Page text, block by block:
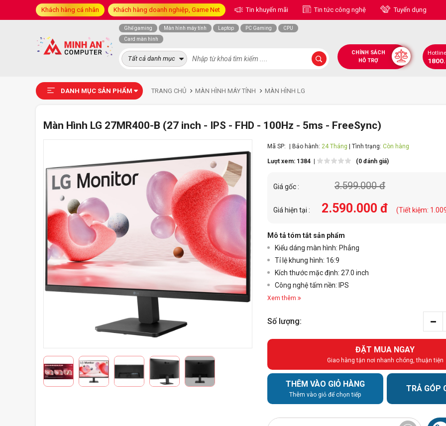
Khách hàng cá nhân Khách hàng doanh nghiệp, Game Net Tin khuyến mãi Tin tức công nghệ Tuyển dụng
Ghế gaming Màn hình máy tính Laptop PC Gaming
CPU
Card màn hình
Tất cả danh mục
CHÍNH SÁCH
HỖ TRỢ
Hotline
DANH MỤC SẢN PHẨM TRANG CHỦ MÀN HÌNH MÁY TÍNH MÀN HÌNH LG
Màn Hình LG 27MR400-B (27 inch - IPS - FHD - 100Hz - 5ms - FreeSync)
Mã SP: | Bảo hành: 24 Tháng | Tình trạng: Còn hàng
Lượt xem: 1384 | (0 đánh giá)
Giá gốc : 3.599.000 đ
Giá hiện tại : 2.590.000 đ (Tiết kiệm:
Mô tả tóm tắt sản phẩm
Kiểu dáng màn hình: Phẳng
Tỉ lệ khung hình: 16:9
Kích thước mặc định: 27.0 inch
Công nghệ tấm nền: IPS
Xem thêm
Số lượng:
ĐẶT MUA NGAY
Giao hàng tận nơi nhanh chóng, thuận tiện
THÊM VÀO GIỎ HÀNG
Thêm vào giỏ để chọn tiếp
TRẢ GÓP